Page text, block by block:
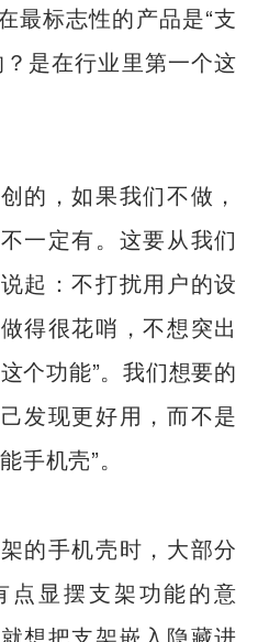
最标志性的产品是“支
是在行业里第一个这
的，如果我们不做，
一定有。这要从我们
起：不打扰用户的设
得很花哨，不想突出
个功能”。我们想要的
发现更好用，而不是
手机壳”。
的手机壳时，大部分
点显摆支架功能的意
想把支架嵌入隐藏进